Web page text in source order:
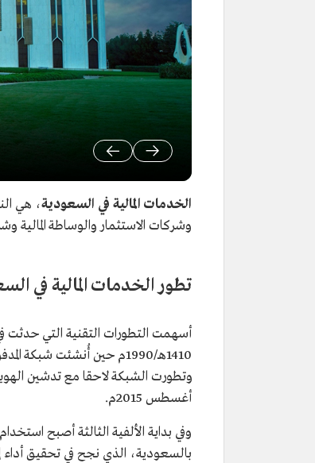
الخدمات المالية في السعودية، هي
وشركات الاستثمار والوساطة المالية
تطور الخدمات المالية في
أسهمت التطورات التقنية التي حدثت
أغسطس 2015م.
وفي بداية الألفية الثالثة أصبح
بالسعودية، الذي نجح في تحقيق